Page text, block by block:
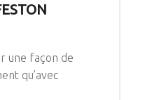
une façon de
qu’avec